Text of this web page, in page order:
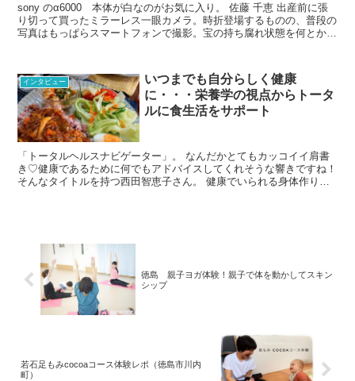
sony のα6000 本体が白なのがお気に入り。 佐藤 千恵 出産前に張
り切って買ったミラーレス一眼カメラ。時折登場するものの、普段の
写真はもっぱらスマートフォンで撮影。宝の持ち腐れ状態を何とかし
インタビュー
いつまでも自分らしく健康
に・・・栄養学の視点からトータ
ルに食生活をサポート
「トータルヘルスナビゲーター」。 なんだかとてもカッコイイ肩書
き♡健康であるために何でもアドバイスしてくれそうな響きですね！
そんなタイトルを持つ西田智恵子さん。 健康でいられる身体作りに
徳島 親子ヨガ体験！親子で体を動かしてスキン
シップ
若石足もみcocoaコース体験レポ（徳島市川内
町）